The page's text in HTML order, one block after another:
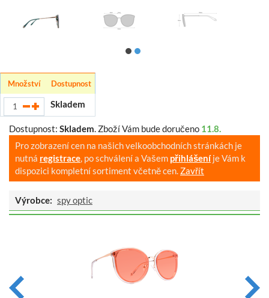
Množství Dostupnost
Skladem
Dostupnost: Skladem. Zboží Vám bude doručeno 11.8.
Pro zobrazení cen na našich velkoobchodních stránkách je
nutná registrace, po schválení a Vašem přihlášeníje Vám k
dispozici kompletní sortiment včetně cen. Zavřít
Výrobce: spy optic